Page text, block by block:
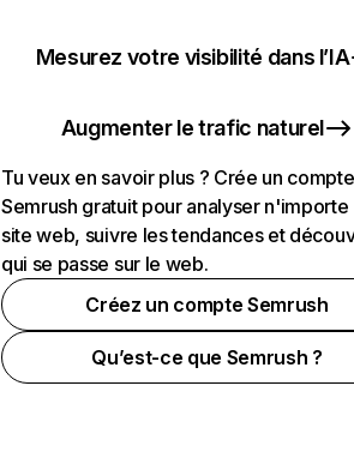
Mesurez votre visibilité dans l’IA
Augmenter le trafic naturel
Tu veux en savoir plus ? Crée un compte
Semrush gratuit pour analyser n'importe
site web, suivre les tendances et
qui se passe sur le web.
Créez un compte Semrush
Qu’est-ce que Semrush ?